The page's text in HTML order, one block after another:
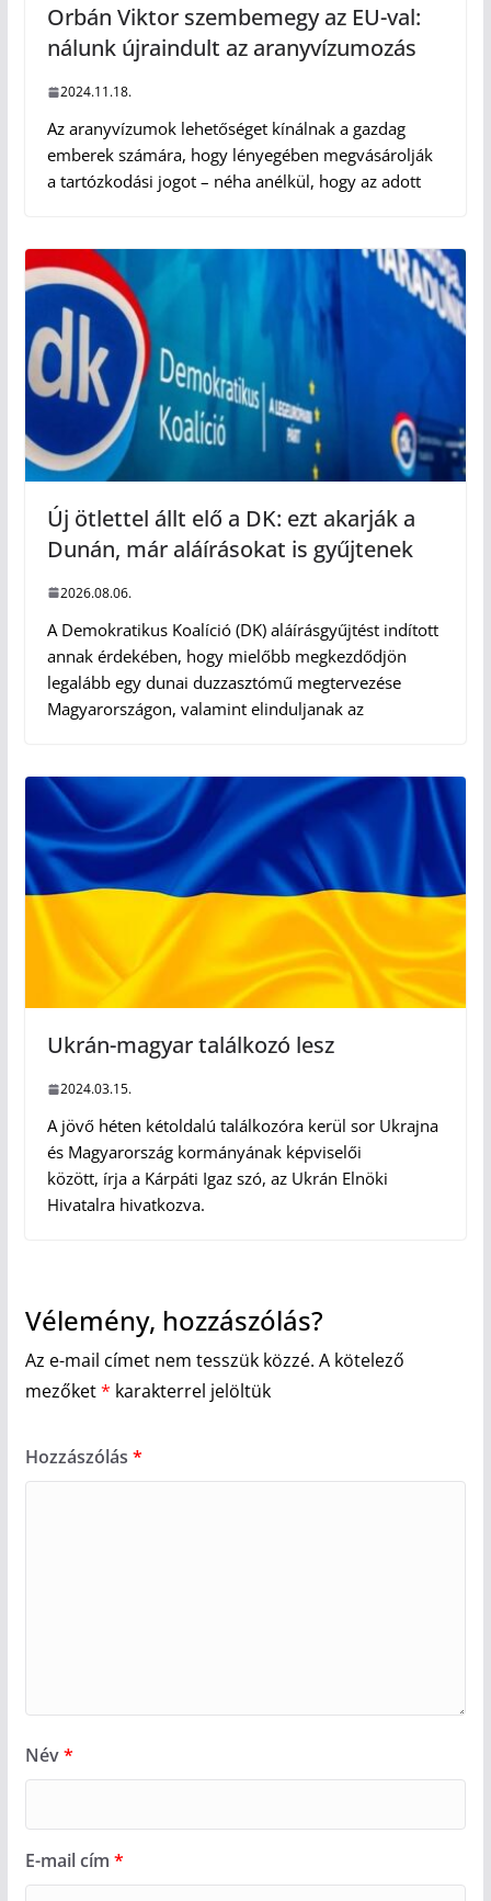
Orbán Viktor szembemegy az EU-val:
nálunk újraindult az aranyvízumozás
2024.11.18.
Az aranyvízumok lehetőséget kínálnak a gazdag
emberek számára, hogy lényegében megvásárolják
a tartózkodási jogot – néha anélkül, hogy az adott
Új ötlettel állt elő a DK: ezt akarják a
Dunán, már aláírásokat is gyűjtenek
2026.08.06.
A Demokratikus Koalíció (DK) aláírásgyűjtést indított
annak érdekében, hogy mielőbb megkezdődjön
legalább egy dunai duzzasztómű megtervezése
Magyarországon, valamint elinduljanak az
Ukrán-magyar találkozó lesz
2024.03.15.
A jövő héten kétoldalú találkozóra kerül sor Ukrajna
és Magyarország kormányának képviselői
között, írja a Kárpáti Igaz szó, az Ukrán Elnöki
Hivatalra hivatkozva.
Vélemény, hozzászólás?
Az e-mail címet nem tesszük közzé. A kötelező
mezőket* karakterrel jelöltük
Hozzászólás *
Név*
E-mail cím *